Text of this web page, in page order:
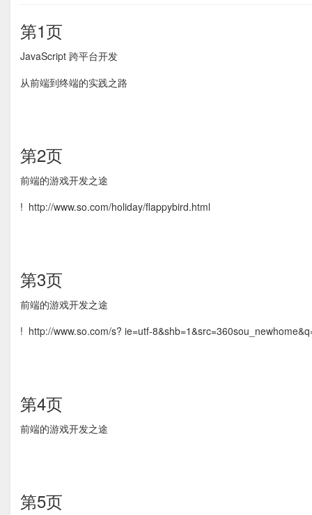
第1页
JavaScript 跨平台开发
从前端到终端的实践之路
第2页
前端的游戏开发之途
! http://www.so.com/holiday/flappybird.html
第3页
前端的游戏开发之途
! http://www.so.com/s? ie=utf-
第4页
前端的游戏开发之途
第5页